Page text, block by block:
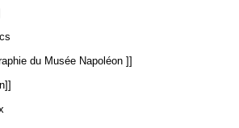
du Musée Napoléon ]]